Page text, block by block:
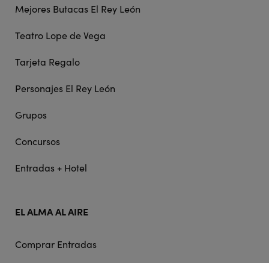
Mejores Butacas El Rey León
Teatro Lope de Vega
Tarjeta Regalo
Personajes El Rey León
Grupos
Concursos
Entradas + Hotel
EL ALMA AL AIRE
Comprar Entradas